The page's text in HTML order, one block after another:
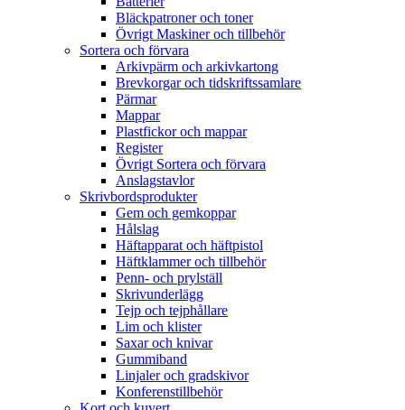
Bläckpatroner och toner
Övrigt Maskiner och tillbehör
Sortera och förvara
Arkivpärm och arkivkartong
Brevkorgar och tidskriftssamlare
Pärmar
Mappar
Plastfickor och mappar
Register
Övrigt Sortera och förvara
Anslagstavlor
Skrivbordsprodukter
Gem och gemkoppar
Hålslag
Häftapparat och häftpistol
Häftklammer och tillbehör
Penn- och prylställ
Skrivunderlägg
Tejp och tejphållare
Lim och klister
Saxar och knivar
Gummiband
Linjaler och gradskivor
Konferenstillbehör